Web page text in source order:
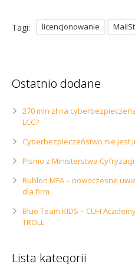
Tagi: licencjonowanie
Ostatnio dodane
270 mln zł na
LCC?
Cyberbezpieczeństwo nie jest
Pismo z Ministerstwa Cyfryzacji
Rublon MFA – nowoczesne
dla firm
Blue Team KIDS – CUH
TROLL
Lista kategorii